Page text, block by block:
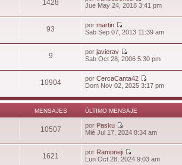
1428
Jue May 24, 2018 3:41 pm
93 pormartin
Sab Sep 07, 2013 11:39 am
9 porjavierav
Sab Oct 28, 2006 5:30 pm
10904 porCercaCanta42
Dom Nov 02, 2025 3:17 pm
MENSAJES ÚLTIMO MENSAJE
10507 por Pasku
Mié Jul 17, 2024 8:34 am
1621 por Ramoneji
Lun Oct 28, 2024 9:03 am